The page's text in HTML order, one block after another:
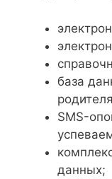
база
SMS-
данных;